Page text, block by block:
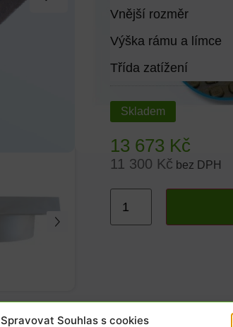
Spravovat Souhlas s cookies
Vnější rozměr
Výška rámu a límce
Třída zatížení
Skladem
13 673 Kč
11 300 Kč bez DPH